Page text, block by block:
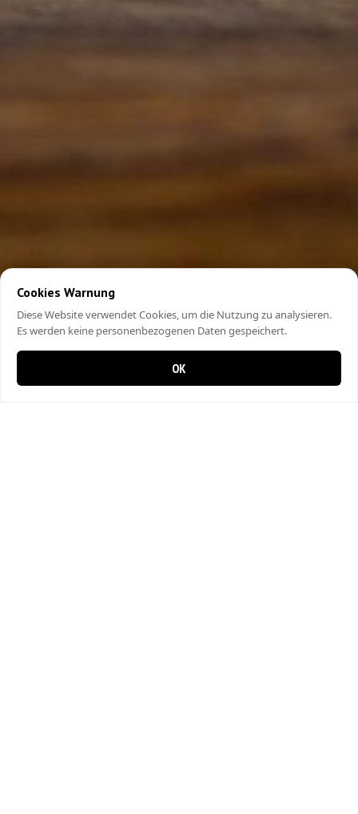
Cookies Warnung
Diese Website verwendet Cookies, um die Nutzung zu analysieren.
Es werden keine personenbezogenen Daten gespeichert.
OK